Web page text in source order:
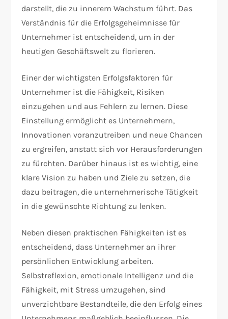
darstellt, die zu innerem Wachstum führt. Das
Verständnis für die Erfolgsgeheimnisse für
Unternehmer ist entscheidend, um in der
heutigen Geschäftswelt zu florieren.
Einer der wichtigsten Erfolgsfaktoren für
Unternehmer ist die Fähigkeit, Risiken
einzugehen und aus Fehlern zu lernen. Diese
Einstellung ermöglicht es Unternehmern,
Innovationen voranzutreiben und neue Chancen
zu ergreifen, anstatt sich vor Herausforderungen
zu fürchten. Darüber hinaus ist es wichtig, eine
klare Vision zu haben und Ziele zu setzen, die
dazu beitragen, die unternehmerische Tätigkeit
in die gewünschte Richtung zu lenken.
Neben diesen praktischen Fähigkeiten ist es
entscheidend, dass Unternehmer an ihrer
persönlichen Entwicklung arbeiten.
Selbstreflexion, emotionale Intelligenz und die
Fähigkeit, mit Stress umzugehen, sind
unverzichtbare Bestandteile, die den Erfolg eines